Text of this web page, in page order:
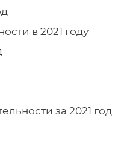
в 2021 году
за 2021 год